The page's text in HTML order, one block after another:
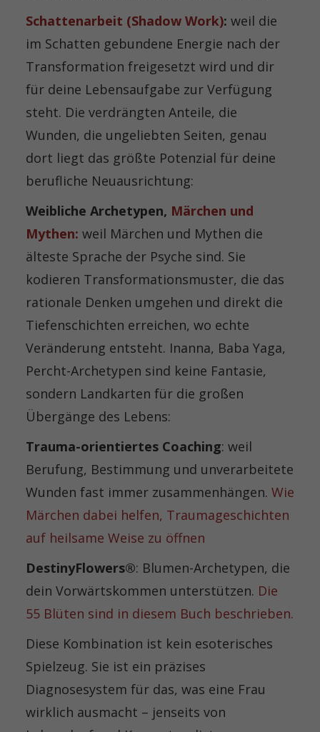
Schattenarbeit (Shadow Work): weil die
im Schatten gebundene Energie nach der
Transformation freigesetzt wird und dir
für deine Lebensaufgabe zur Verfügung
steht. Die verdrängten Anteile, die
Wunden, die ungeliebten Seiten, genau
dort liegt das größte Potenzial für deine
berufliche Neuausrichtung:
Weibliche Archetypen, Märchen und
Mythen: weil Märchen und Mythen die
älteste Sprache der Psyche sind. Sie
kodieren Transformationsmuster, die das
rationale Denken umgehen und direkt die
Tiefenschichten erreichen, wo echte
Veränderung entsteht. Inanna, Baba Yaga,
Percht-Archetypen sind keine Fantasie,
sondern Landkarten für die großen
Übergänge des Lebens:
Trauma-orientiertes Coaching: weil
Berufung, Bestimmung und unverarbeitete
Wunden fast immer zusammenhängen. Wie
Märchen dabei helfen, Traumageschichten
auf heilsame Weise zu öffnen
DestinyFlowers®: Blumen-Archetypen, die
dein Vorwärtskommen unterstützen. Die
55 Blüten sind in diesem Buch beschrieben.
Diese Kombination ist kein esoterisches
Spielzeug. Sie ist ein präzises
Diagnosesystem für das, was eine Frau
wirklich ausmacht – jenseits von